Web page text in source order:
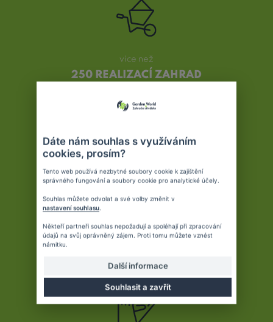
více než
250 REALIZACÍ ZAHRAD
rádi vám připravíme
GRAFICKÉ NÁVRHY
REALIZACE NA KLÍČ
Dáte nám souhlas s využíváním
cookies, prosím?
Tento web používá nezbytné soubory cookie k zajištění
správného fungování a soubory cookie pro analytické účely.
Souhlas můžete odvolat a své volby změnit v
nastavení souhlasu
Někteří partneři souhlas nepožadují a spoléhají při zpracování
údajů na svůj oprávněný zájem. Proti tomu můžete vznést
námitku.
Další informace
Souhlasit a zavřít